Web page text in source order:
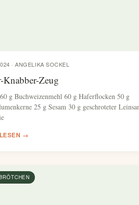
· ANGELIKA SOCKEL
Knabber-Zeug
g Buchweizenmehl 60 g Haferflocken 50 g
25 g Sesam 30 g geschroteter
→